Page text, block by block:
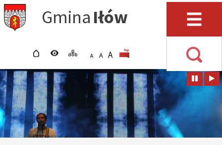
Przejdź do głównego
menu
Przejdź do treści
Przejdź do wyszukiwarki
Przejdź do mapy serwisu
Gmina Iłów Menu
strona głównawersja kontrastowa
mapa serwisu
APOMNIEJSZ CZCIONKĘ
A STANDARDOWY ROZMIAR
A POWIĘKSZ CZCIONKĘ
rozmiar czcionki